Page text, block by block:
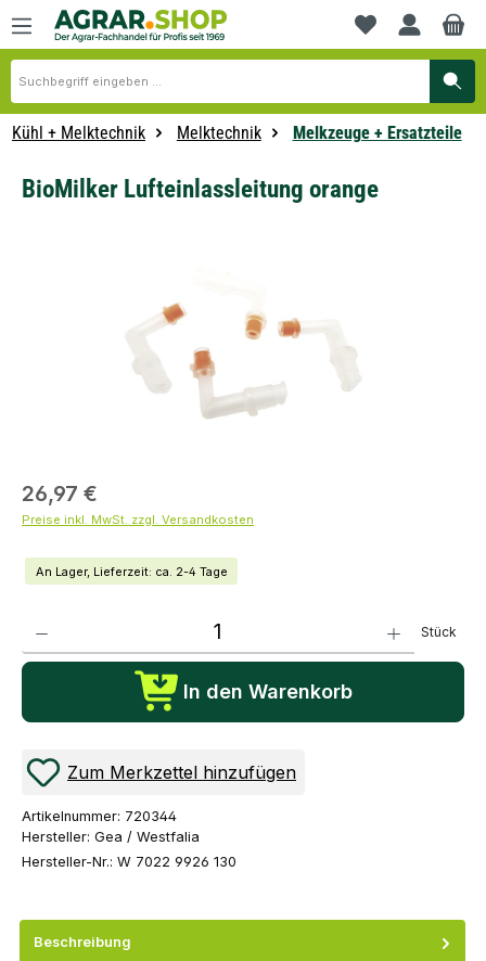
springen
Du hast 0
Kühl + Melktechnik Melktechnik Melkzeuge + Ersatzteile
BioMilker Lufteinlassleitung orange
26,97 €
Preise inkl. MwSt. zzgl. Versandkosten
An Lager, Lieferzeit: ca. 2-4 Tage
Stück
In den Warenkorb
Zum Merkzettel hinzufügen
Artikelnummer: 720344
Hersteller: Gea / Westfalia
Hersteller-Nr.: W 7022 9926 130
Beschreibung